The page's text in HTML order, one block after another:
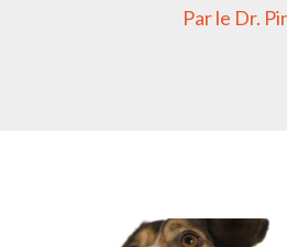
Par le Dr.